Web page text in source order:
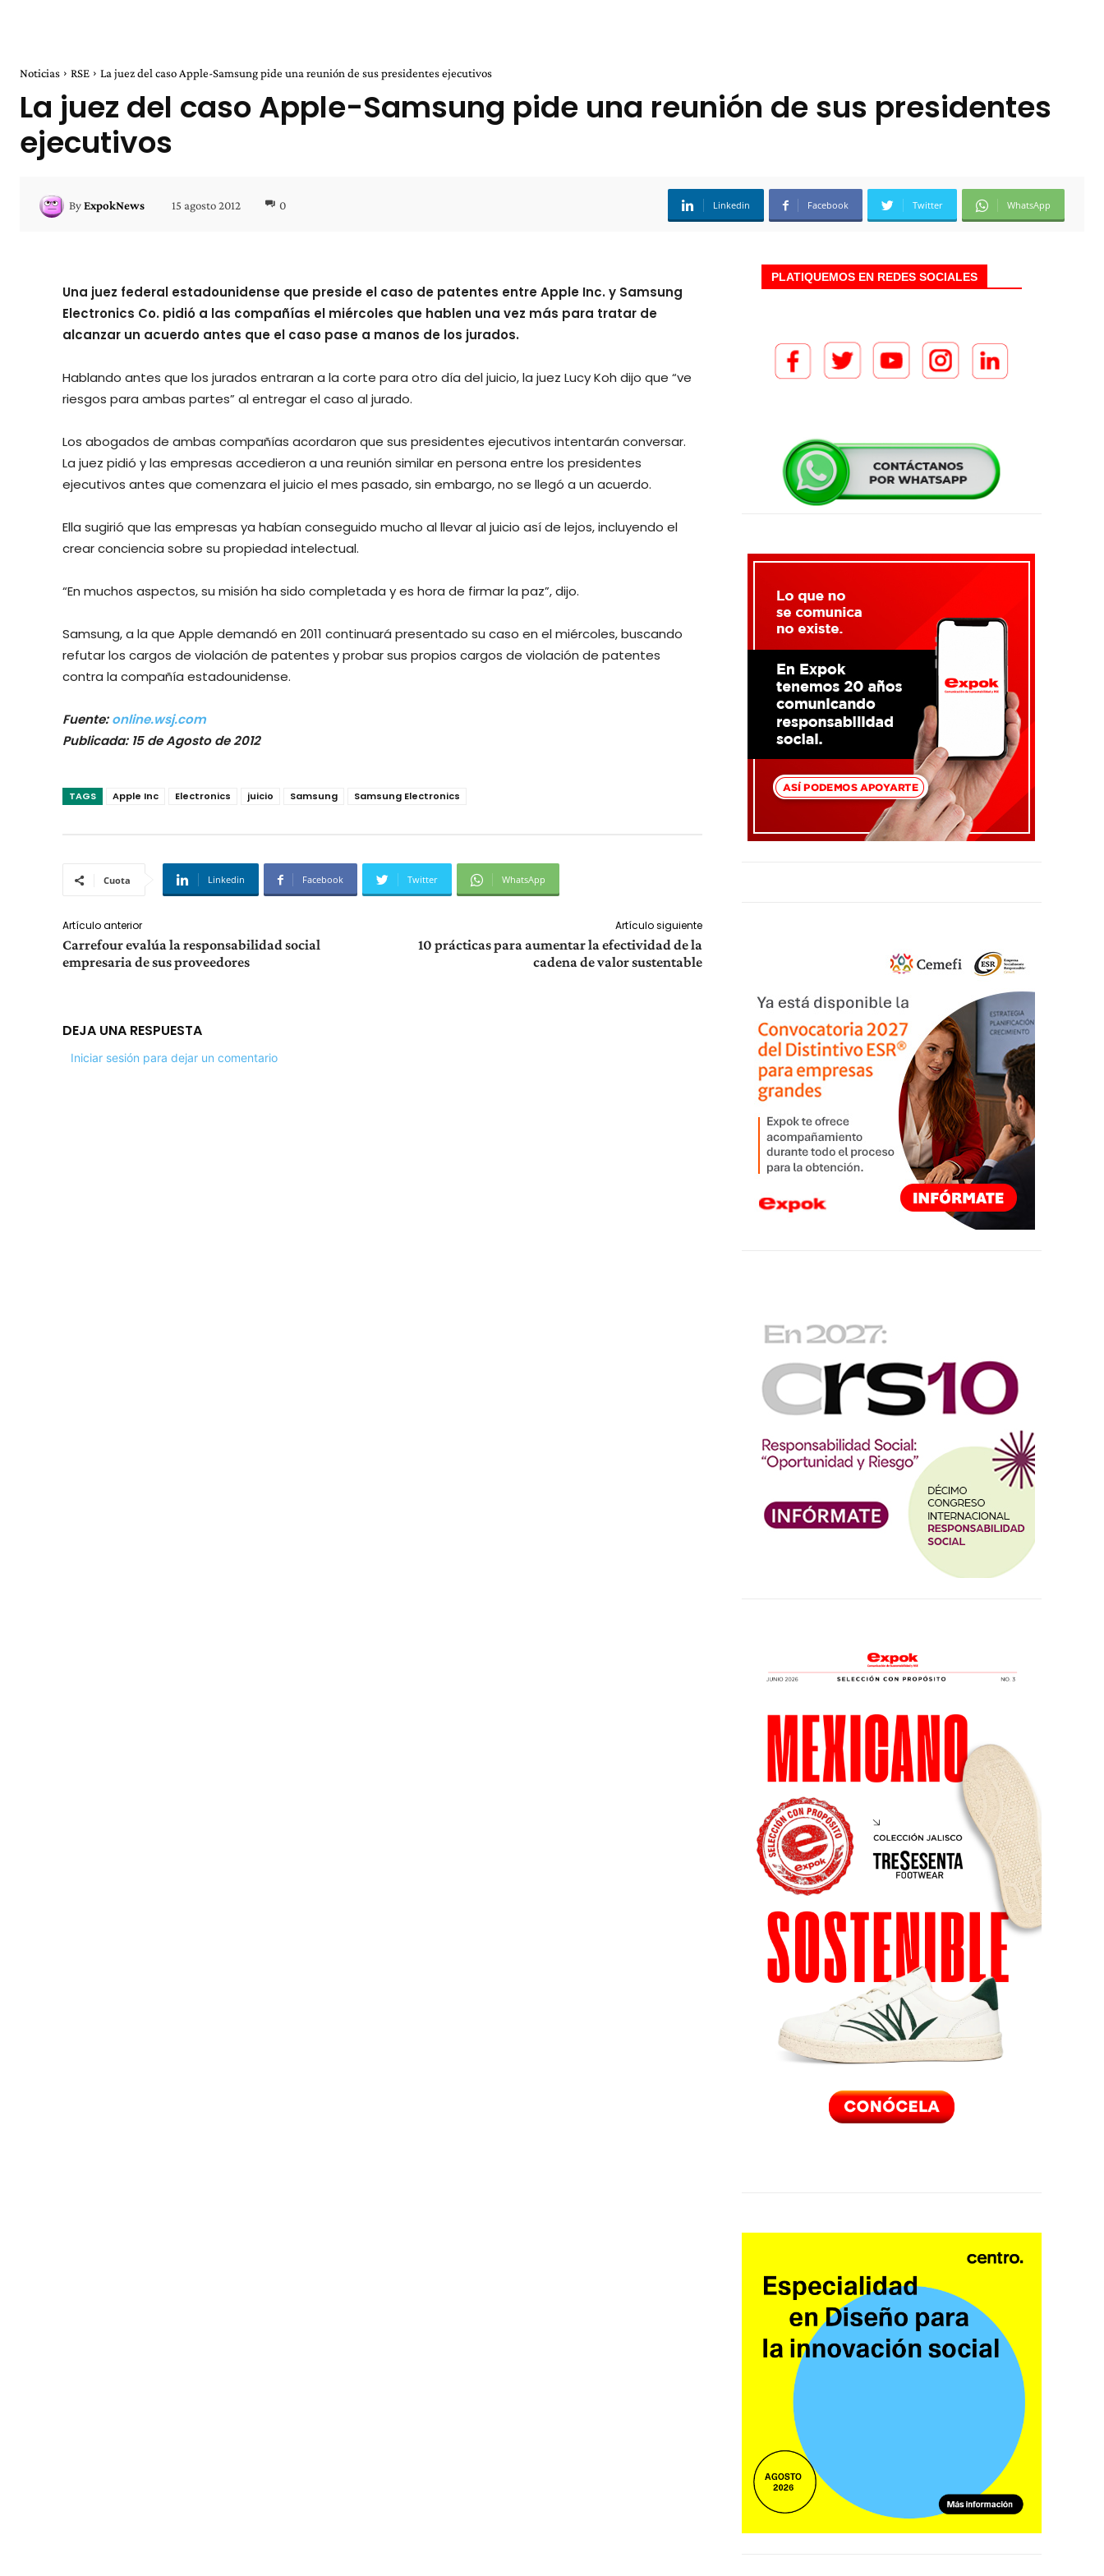
Noticias RSE La juez del caso Apple-Samsung pide una reunión de sus presidentes ejecutivos
La juez del caso Apple-Samsung pide una reunión de sus presidentes
ejecutivos
ByExpokNews 15 agosto 2012 0 Linkedin Facebook Twitter WhatsApp
Una juez federal estadounidense que preside el caso de patentes entre Apple Inc. y Samsung
Electronics Co. pidió a las compañías el miércoles que hablen una vez más para tratar de
alcanzar un acuerdo antes que el caso pase a manos de los jurados.
Hablando antes que los jurados entraran a la corte para otro día del juicio, la juez Lucy Koh dijo que “ve
riesgos para ambas partes” al entregar el caso al jurado.
Los abogados de ambas compañías acordaron que sus presidentes ejecutivos intentarán conversar.
La juez pidió y las empresas accedieron a una reunión similar en persona entre los presidentes
ejecutivos antes que comenzara el juicio el mes pasado, sin embargo, no se llegó a un acuerdo.
Ella sugirió que las empresas ya habían conseguido mucho al llevar al juicio así de lejos, incluyendo el
crear conciencia sobre su propiedad intelectual.
“En muchos aspectos, su misión ha sido completada y es hora de firmar la paz”, dijo.
Samsung, a la que Apple demandó en 2011 continuará presentado su caso en el miércoles, buscando
refutar los cargos de violación de patentes y probar sus propios cargos de violación de patentes
contra la compañía estadounidense.
Fuente:online.wsj.com
Publicada: 15 de Agosto de 2012
TAGS Apple Inc Electronics juicio Samsung Samsung Electronics
Cuota Linkedin Facebook Twitter WhatsApp
Artículo anterior
Carrefour evalúa la responsabilidad social
empresaria de sus proveedores
Artículo siguiente
10 prácticas para aumentar la efectividad de la
cadena de valor sustentable
DEJA UNA RESPUESTA
Iniciar sesión para dejar un comentario
PLATIQUEMOS EN REDES SOCIALES